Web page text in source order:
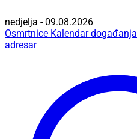
nedjelja - 09.08.2026
Osmrtnice Kalendar događanja
adresar